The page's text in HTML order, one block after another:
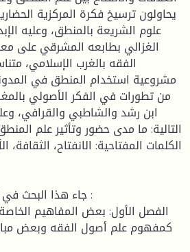
يحاولون ترسيخ فكرة المركزية
علوم الشريعة بالمنطق، وعليه
الغزالي بطابعه المشرقي على
الفقه بالغرب الإسلامي،
مشروعية استخدام المنطق في
من تطورات في الفكر الأصولي
ابن رشد والشاطبي والقرافي،
التالية: ما مدى حضور وتأثير علم
الكلمات المفتاحية: الانفتاح، الثقافة،
جاء هذا البحث
الفصل الأول: بعض المفاهيم
كمفهوم علم أصول الفقه وبعض